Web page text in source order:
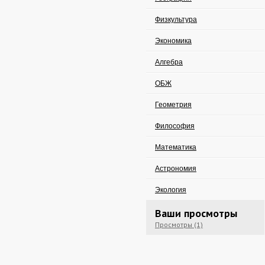
Физкультура
Экономика
Алгебра
ОБЖ
Геометрия
Философия
Математика
Астрономия
Экология
Ваши просмотры
Просмотры (1)